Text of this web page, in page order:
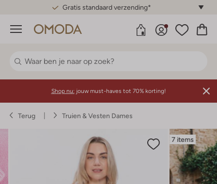
Gratis standaard verzending*
Menu
Shop nu: jouw must-haves tot 70% korting!
Terug Truien & Vesten Dames
7 items